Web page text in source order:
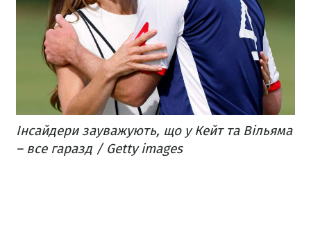
Інсайдери зауважують, що у Кейт та Вільяма
– все гаразд / Getty images